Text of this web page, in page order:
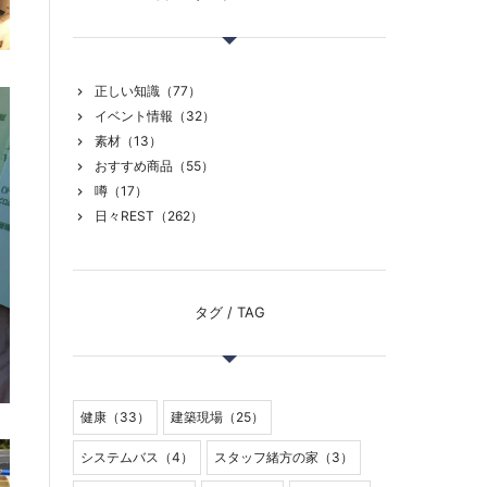
正しい知識（77）
イベント情報（32）
素材（13）
おすすめ商品（55）
噂（17）
日々REST（262）
タグ / TAG
健康（33） 建築現場（25）
システムバス（4） スタッフ緒方の家（3）